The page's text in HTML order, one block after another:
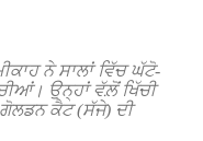
ਨੇ ਸਾਲਾਂ ਵਿੱਚ ਘੱਟੋ-
ਉਨ੍ਹਾਂ ਵੱਲ਼ੋਂ ਖਿੱਚੀ
ਗੋਲਡਨ ਕੈਟ(ਸੱਜੇ) ਦੀ